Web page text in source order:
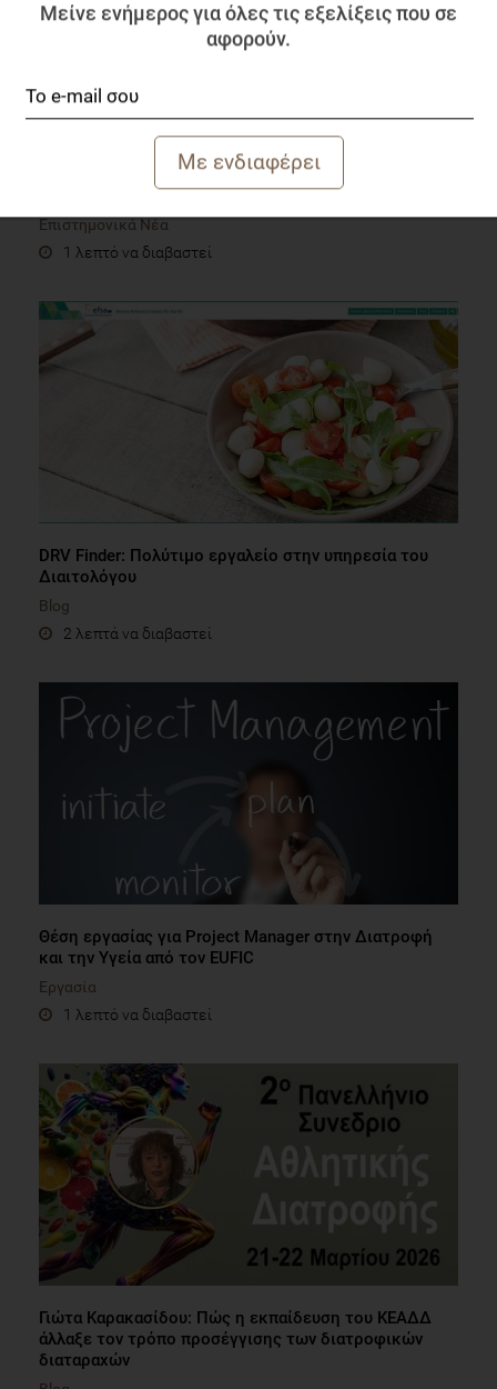
Η Διεθνής Ένωση Γλυκαντικών Υλών παρουσιάζει
βίντεο με αφορμή την Παγκόσμια Ημέρα Διαβήτη
Επιστημονικά Νέα
1 λεπτό να διαβαστεί
DRV Finder: Πολύτιμο εργαλείο στην υπηρεσία του
Διαιτολόγου
Blog
2 λεπτά να διαβαστεί
Θέση εργασίας για Project Manager στην Διατροφή
και την Υγεία από τον EUFIC
Εργασία
1 λεπτό να διαβαστεί
Γιώτα Καρακασίδου: Πώς η εκπαίδευση του ΚΕΑΔΔ
άλλαξε τον τρόπο προσέγγισης των διατροφικών
διαταραχών
Μείνε ενήμερος για όλες τις εξελίξεις που σε
αφορούν.